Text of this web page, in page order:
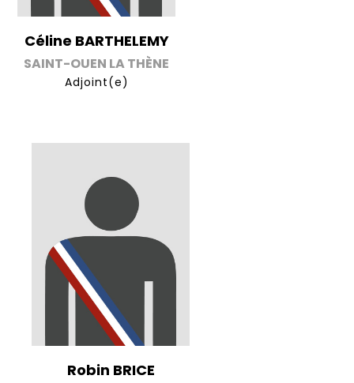
Céline BARTHELEMY
SAINT-OUEN LA THÈNE
Adjoint(e)
Robin BRICE